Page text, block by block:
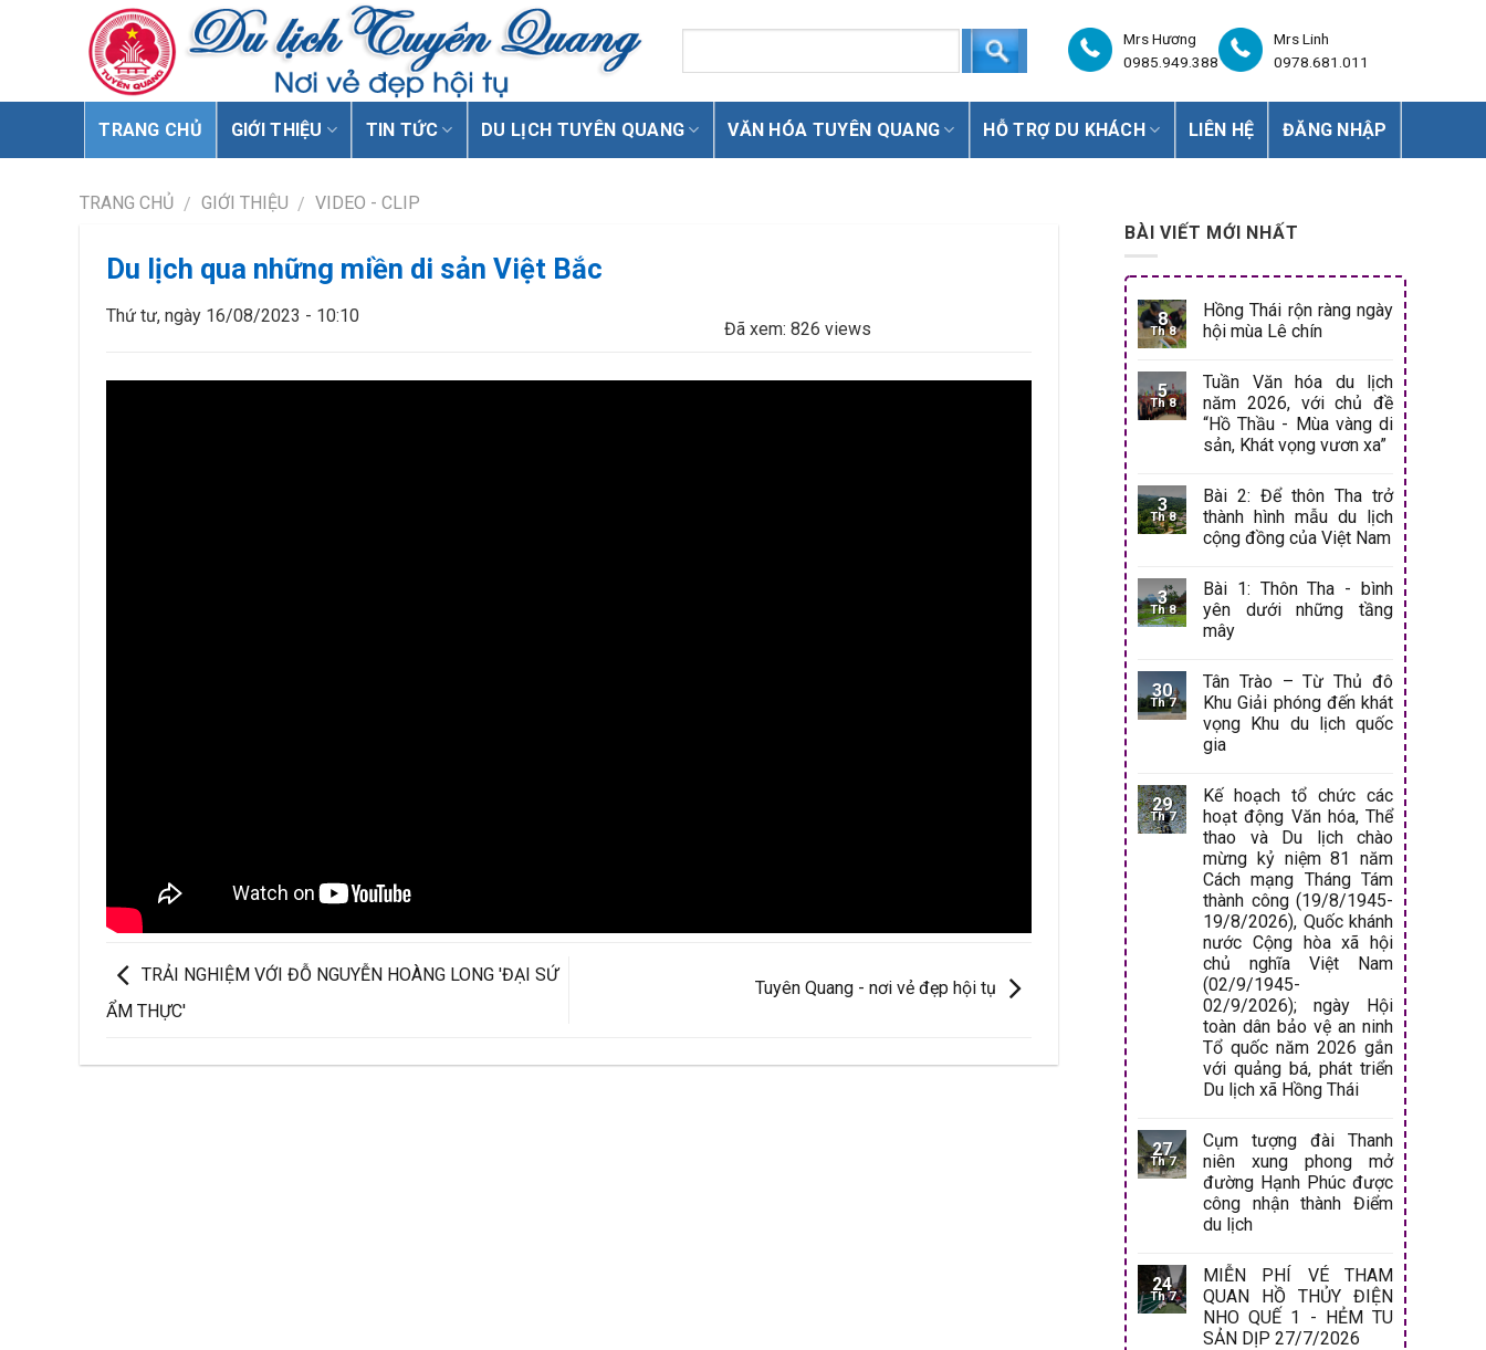
Mrs Hương
0985.949.388
Mrs Linh
0978.681.011
TRANG CHỦ GIỚI THIỆU TIN TỨC DU LỊCH TUYÊN QUANG VĂN HÓA TUYÊN QUANG HỖ TRỢ DU KHÁCH LIÊN HỆ ĐĂNG NHẬP
TRANG CHỦ / GIỚI THIỆU / VIDEO - CLIP
Du lịch qua những miền di sản Việt Bắc
Thứ tư, ngày 16/08/2023 - 10:10
Đã xem: 826 views
TRẢI NGHIỆM VỚI ĐỖ NGUYỄN HOÀNG LONG 'ĐẠI SỨ
ẨM THỰC'
Tuyên Quang - nơi vẻ đẹp hội tụ
BÀI VIẾT MỚI NHẤT
8
Th 8
Hồng Thái rộn ràng ngày
hội mùa Lê chín
5
Th 8
Tuần Văn hóa du lịch
năm 2026, với chủ đề
“Hồ Thầu - Mùa vàng di
sản, Khát vọng vươn xa”
3
Th 8
Bài 2: Để thôn Tha trở
thành hình mẫu du lịch
cộng đồng của Việt Nam
3
Th 8
Bài 1: Thôn Tha - bình
yên dưới những tầng
mây
30
Th 7
Tân Trào – Từ Thủ đô
Khu Giải phóng đến khát
vọng Khu du lịch quốc
gia
29
Th 7
Kế hoạch tổ chức các
hoạt động Văn hóa, Thể
thao và Du lịch chào
mừng kỷ niệm 81 năm
Cách mạng Tháng Tám
thành công (19/8/1945-
19/8/2026), Quốc khánh
nước Cộng hòa xã hội
chủ nghĩa Việt Nam
(02/9/1945-
02/9/2026); ngày Hội
toàn dân bảo vệ an ninh
Tổ quốc năm 2026 gắn
với quảng bá, phát triển
Du lịch xã Hồng Thái
27
Th 7
Cụm tượng đài Thanh
niên xung phong mở
đường Hạnh Phúc được
công nhận thành Điểm
du lịch
24
Th 7
MIỄN PHÍ VÉ THAM
QUAN HỒ THỦY ĐIỆN
NHO QUẾ 1 - HẺM TU
SẢN DỊP 27/7/2026